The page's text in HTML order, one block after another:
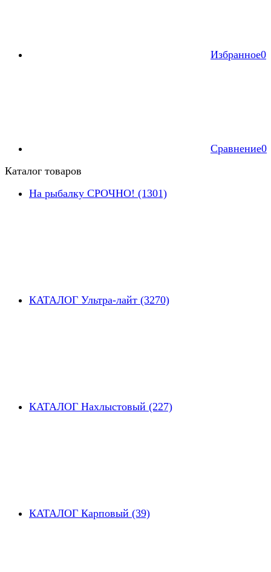
Избранное0
Сравнение0
Каталог товаров
На рыбалку СРОЧНО! (1301)
КАТАЛОГ Ультра-лайт (3270)
КАТАЛОГ Нахлыстовый (227)
КАТАЛОГ Карповый (39)